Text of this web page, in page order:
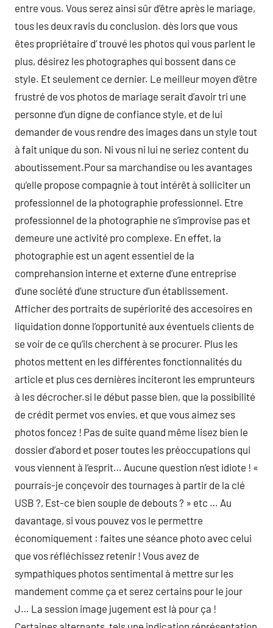
entre vous. Vous serez ainsi sûr d’être après le mariage,
tous les deux ravis du conclusion. dès lors que vous
êtes propriétaire d’ trouvé les photos qui vous parlent le
plus, désirez les photographes qui bossent dans ce
style. Et seulement ce dernier. Le meilleur moyen d’être
frustré de vos photos de mariage serait d’avoir tri une
personne d’un digne de confiance style, et de lui
demander de vous rendre des images dans un style tout
à fait unique du son. Ni vous ni lui ne seriez content du
aboutissement.Pour sa marchandise ou les avantages
qu’elle propose compagnie à tout intérêt à solliciter un
professionnel de la photographie professionnel. Etre
professionnel de la photographie ne s’improvise pas et
demeure une activité pro complexe. En effet, la
photographie est un agent essentiel de la
comprehansion interne et externe d’une entreprise
d’une société d’une structure d’un établissement.
Afficher des portraits de supériorité des accesoires en
liquidation donne l’opportunité aux éventuels clients de
se voir de ce qu’ils cherchent à se procurer. Plus les
photos mettent en les différentes fonctionnalités du
article et plus ces dernières inciteront les emprunteurs
à les décrocher.si le début passe bien, que la possibilité
de crédit permet vos envies, et que vous aimez ses
photos foncez ! Pas de suite quand même lisez bien le
dossier d’abord et poser toutes les préoccupations qui
vous viennent à l’esprit… Aucune question n’est idiote ! «
pourrais-je conçevoir des tournages à partir de la clé
USB ?, Est-ce bien souple de debouts ? » etc … Au
davantage, si vous pouvez vos le permettre
économiquement : faites une séance photo avec celui
que vos réfléchissez retenir ! Vous avez de
sympathiques photos sentimental à mettre sur les
mandement comme ça et serez certains pour le jour
J… La session image jugement est là pour ça !